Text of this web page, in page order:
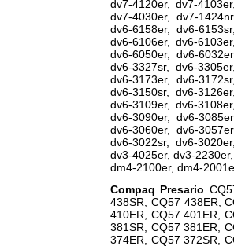
dv7-4120er, dv7-
dv7-4030er, dv7-
dv6-6158er, dv6-
dv6-6106er, dv6-
dv6-6050er, dv6-
dv6-3327sr, dv6-
dv6-3173er, dv6-
dv6-3150sr, dv6-
dv6-3109er, dv6-
dv6-3090er, dv6-
dv6-3060er, dv6-
dv6-3022sr, dv6-
dv3-4025er, dv3-
dm4-2100er, dm4-
Compaq Presario
438SR, CQ57 438ER,
410ER, CQ57 401ER,
381SR, CQ57 381ER,
374ER, CQ57 372SR,